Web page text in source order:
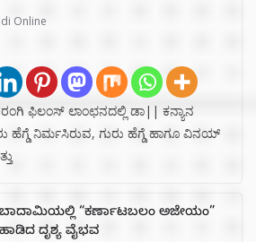
Online
ಫಿಲಂಸ್ ಲಾಂಛನದಲ್ಲಿ ಡಾ|| ಕನ್ಯಾನ
ಹೆಗ್ಡೆ ನಿರ್ಮಸಿರುವ, ಗುರು ಹೆಗ್ಡೆ ಹಾಗೂ ವಿನಯ್
ಬಾದಾಮಿಯಲ್ಲಿ “ಕರ್ಣಾಟಬಲಂ ಅಜೇಯಂ”
ಹಾಡಿದ ದೃಶ್ಯ ವೈಭವ